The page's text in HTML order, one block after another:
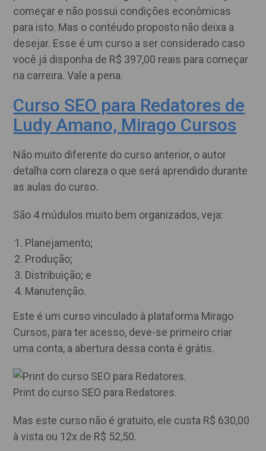
começar e não possui condições econômicas
para isto. Mas o contéudo proposto não deixa a
desejar. Esse é um curso a ser considerado caso
você já disponha de R$ 397,00 reais para começar
na carreira. Vale a pena.
Curso SEO para Redatores de
Ludy Amano, Mirago Cursos
Não muito diferente do curso anterior, o autor
detalha com clareza o que será aprendido durante
as aulas do curso.
São 4 múdulos muito bem organizados, veja:
Planejamento;
Produção;
Distribuição; e
Manutenção.
Este é um curso vinculado à plataforma Mirago
Cursos, para ter acesso, deve-se primeiro criar
uma conta, a abertura dessa conta é grátis.
Print do curso SEO para Redatores.
Mas este curso não é gratuito, ele custa R$ 630,00
à vista ou 12x de R$ 52,50.